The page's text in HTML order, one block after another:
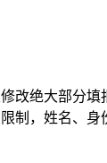
改绝大部分
制，姓名、身